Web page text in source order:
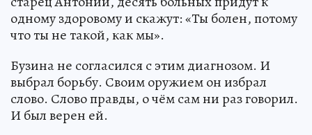
одному здоровому и скажут: «Ты болен, потому
что ты не такой, как мы».
Бузина не согласился с этим диагнозом. И
выбрал борьбу. Своим оружием он избрал
слово. Слово правды, о чём сам ни раз говорил.
И был верен ей.